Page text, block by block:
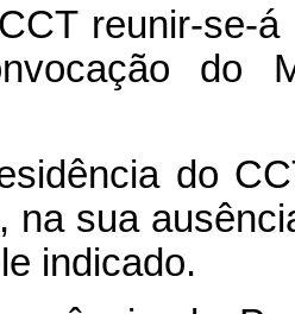
reunir-se-á
do
do
na sua
indicado.